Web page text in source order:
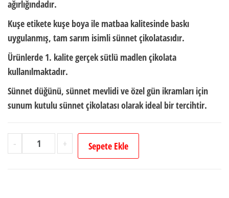
ağırlığındadır.
Kuşe etikete kuşe boya ile matbaa kalitesinde baskı
uygulanmış, tam sarım isimli sünnet çikolatasıdır.
Ürünlerde 1. kalite gerçek sütlü madlen çikolata
kullanılmaktadır.
Sünnet düğünü, sünnet mevlidi ve özel gün ikramları için
sunum kutulu sünnet çikolatasıolarak ideal bir tercihtir.
-
Kişiye
Özel
+ Sepete Ekle